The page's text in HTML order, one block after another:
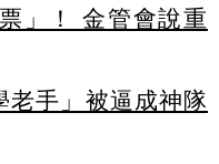
」！ 金管會說重
老手」被逼成神隊